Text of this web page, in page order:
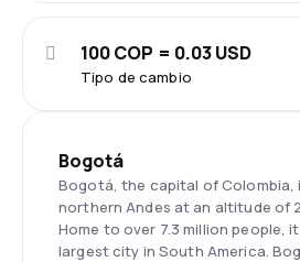
Tipo de cambio
100 COP = 0.03 USD
Bogotá
Bogotá, the capital of Colombia,
northern Andes at an altitude of
Home to over 7.3 million people,
largest city in South America.